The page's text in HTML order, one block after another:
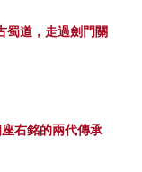
蜀道，走過劍門關
右銘的兩代傳承